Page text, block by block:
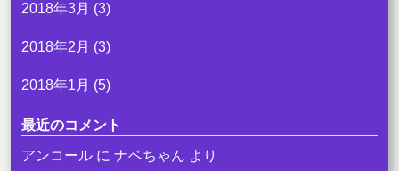
2018年3月 (3)
2018年2月 (3)
2018年1月 (5)
最近のコメント
アンコール に ナベちゃん より